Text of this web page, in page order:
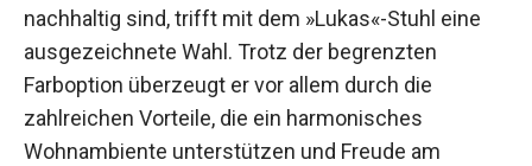
nachhaltig sind, trifft mit dem »Lukas«-Stuhl eine
ausgezeichnete Wahl. Trotz der begrenzten
Farboption überzeugt er vor allem durch die
zahlreichen Vorteile, die ein harmonisches
Wohnambiente unterstützen und Freude am